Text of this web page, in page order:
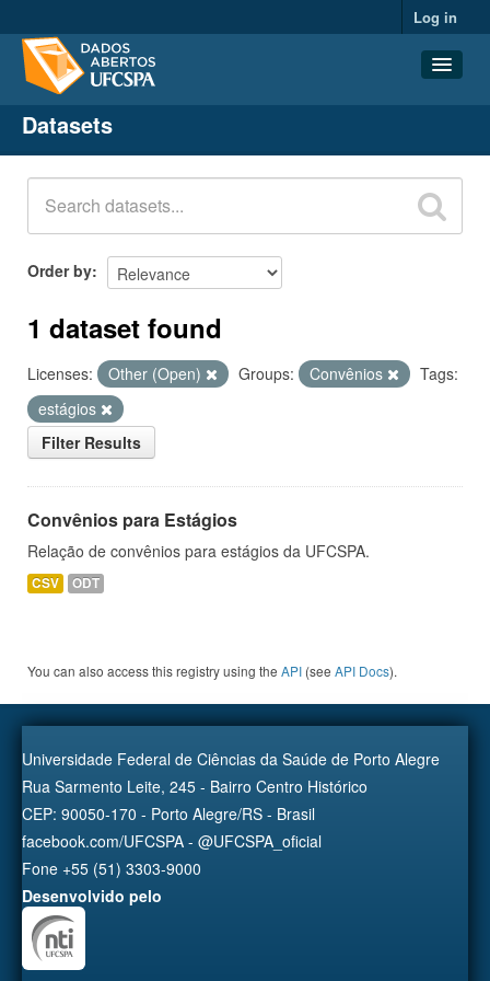
Log in
Datasets
Organizations
Groups
About
Datasets
Order by
1 dataset found
Licenses: Other (Open) Groups: Convênios
Tags:
estágios
Filter Results
Convênios para Estágios
Relação de convênios para estágios da UFCSPA.
CSV ODT
You can also access this registry using the API (see API Docs).
Universidade Federal de Ciências da Saúde de Porto Alegre
Rua Sarmento Leite, 245 - Bairro Centro Histórico
CEP: 90050-170 - Porto Alegre/RS - Brasil
facebook.com/UFCSPA - @UFCSPA_oficial
Fone +55 (51) 3303-9000
Desenvolvido pelo